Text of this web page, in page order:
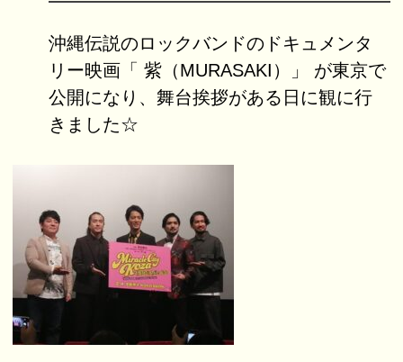
沖縄伝説のロックバンドのドキュメンタ
リー映画「 紫（MURASAKI）」 が東京で
公開になり、舞台挨拶がある日に観に行
きました☆